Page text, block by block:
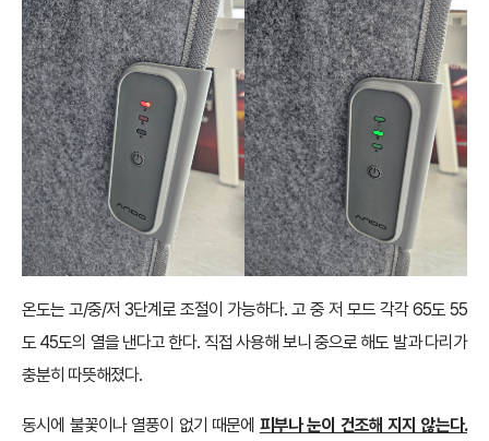
온도는 고/중/저 3단계로 조절이 가능하다. 고 중 저 모드 각각 65도 55
도 45도의 열을 낸다고 한다. 직접 사용해 보니 중으로 해도 발과 다리가
충분히 따뜻해졌다.
동시에 불꽃이나 열풍이 없기 때문에 피부나 눈이 건조해 지지 않는다.